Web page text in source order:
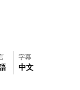
字幕
中文